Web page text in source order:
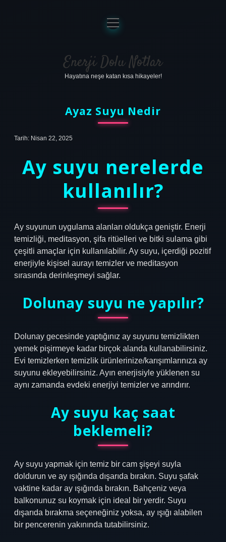
Anasayfa
Gizlilik Politikası
Yasal Uyarı
menüyü
aç
Enerji Dolu Notlar
Hayatına neşe katan kısa hikayeler!
Ayaz Suyu Nedir
Tarih: Nisan 22, 2025
Ay suyu nerelerde
kullanılır?
Ay suyunun uygulama alanları oldukça geniştir. Enerji
temizliği, meditasyon, şifa ritüelleri ve bitki sulama gibi
çeşitli amaçlar için kullanılabilir. Ay suyu, içerdiği pozitif
enerjiyle kişisel aurayı temizler ve meditasyon
sırasında derinleşmeyi sağlar.
Dolunay suyu ne yapılır?
Dolunay gecesinde yaptığınız ay suyunu temizlikten
yemek pişirmeye kadar birçok alanda kullanabilirsiniz.
Evi temizlerken temizlik ürünlerinize/karışımlarınıza ay
suyunu ekleyebilirsiniz. Ayın enerjisiyle yüklenen su
aynı zamanda evdeki enerjiyi temizler ve arındırır.
Ay suyu kaç saat
beklemeli?
Ay suyu yapmak için temiz bir cam şişeyi suyla
doldurun ve ay ışığında dışarıda bırakın. Suyu şafak
vaktine kadar ay ışığında bırakın. Bahçeniz veya
balkonunuz su koymak için ideal bir yerdir. Suyu
dışarıda bırakma seçeneğiniz yoksa, ay ışığı alabilen
bir pencerenin yakınında tutabilirsiniz.